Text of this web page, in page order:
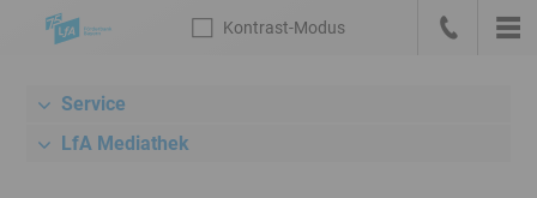
Sprungmarken
Kontrast-
Meta-
Navigation
Startseite
Kontrast-Modus
Die
Service
LfA Mediathek